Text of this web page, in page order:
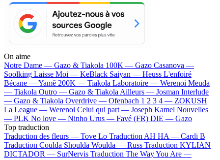
On aime
Notre Dame — Gazo & Tiakola 100K — Gazo Casanova —
Soolking Laisse Moi — KeBlack Saiyan — Heuss L'enfoiré
Bécane —Yamê 200K — Tiakola Laboratoire — Werenoi Meuda
— Tiakola Outro — Gazo & Tiakola Ailleurs — Josman Interlude
— Gazo & Tiakola Overdrive — Ofenbach 1 2 3 4 — ZOKUSH
La League — Werenoi Celui qui part — Joseph Kamel Nouvelles
— PLK No love — Ninho Urus — Favé (FR) DIE — Gazo
Top traduction
Traduction des fleurs — Tove Lo Traduction AH HA — Cardi B
Traduction Coulda Shoulda Woulda — Russ Traduction KYLIAN
DICTADOR — SurNervis Traduction The Way You Are —